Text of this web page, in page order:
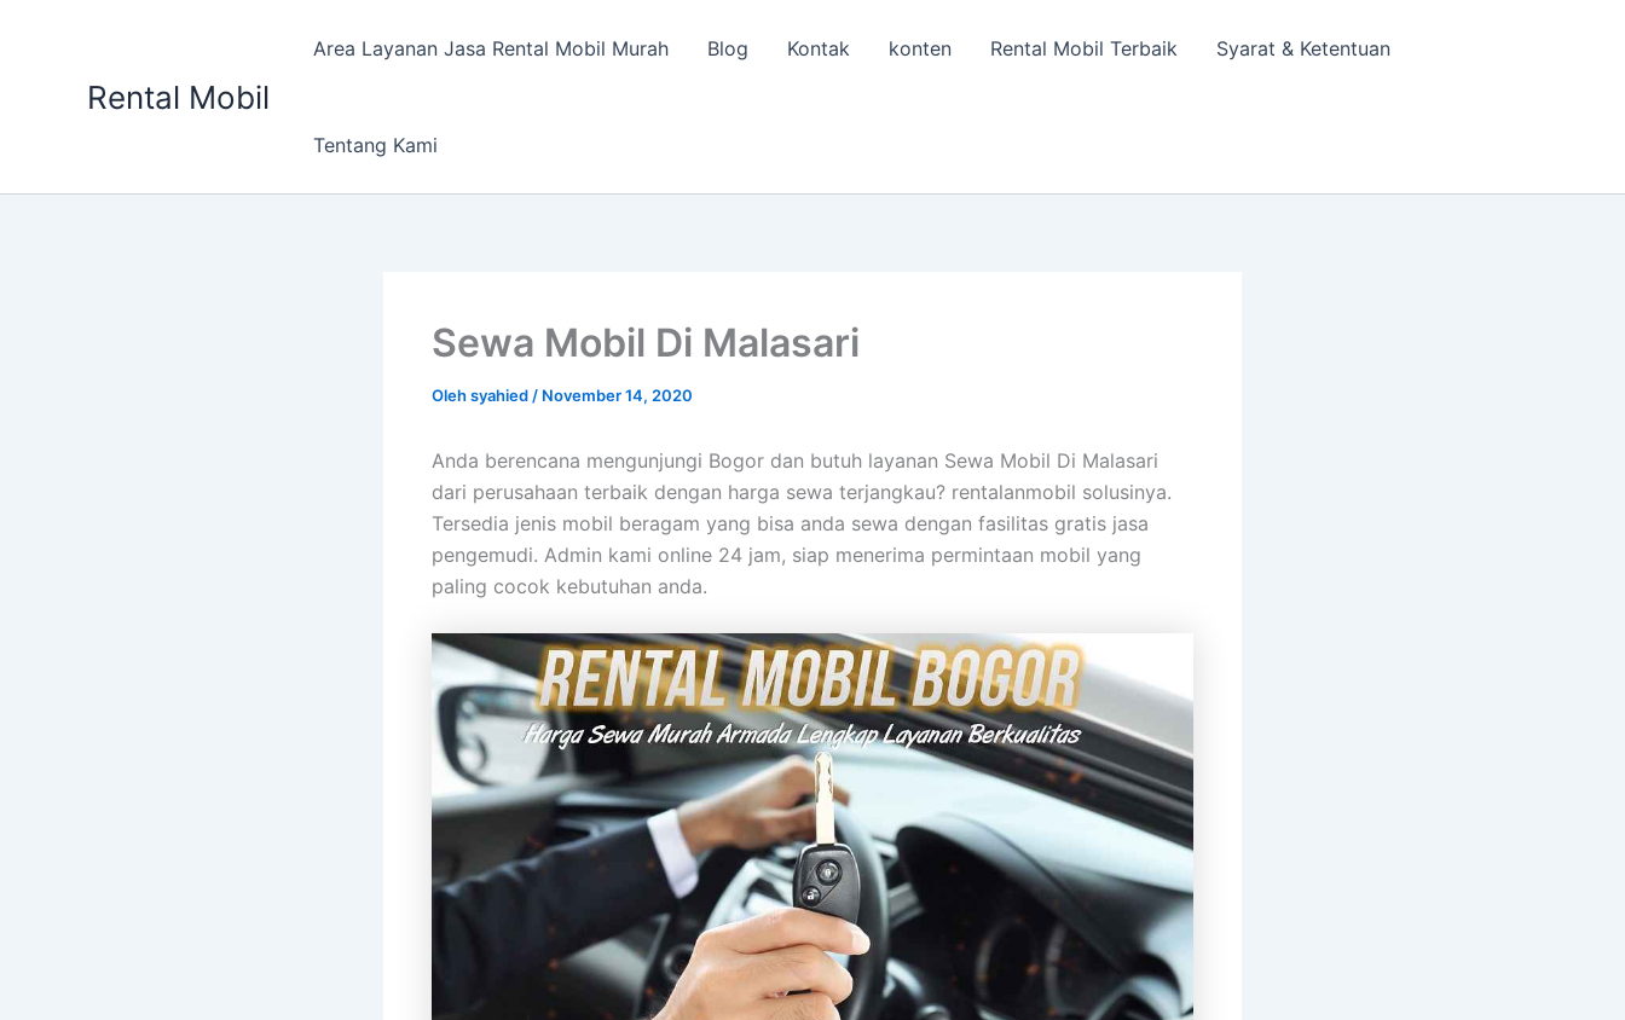
Rental Mobil
Area Layanan Jasa Rental Mobil Murah Blog Kontak konten Rental Mobil Terbaik Syarat & Ketentuan
Tentang Kami
Sewa Mobil Di Malasari
Olehsyahied / November 14, 2020
Anda berencana mengunjungi Bogor dan butuh layanan Sewa Mobil Di Malasari
dari perusahaan terbaik dengan harga sewa terjangkau? rentalanmobil solusinya.
Tersedia jenis mobil beragam yang bisa anda sewa dengan fasilitas gratis jasa
pengemudi. Admin kami online 24 jam, siap menerima permintaan mobil yang
paling cocok kebutuhan anda.